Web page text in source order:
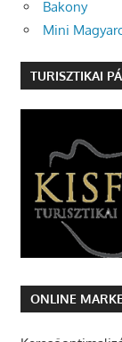
Bakony
Mini
TURISZTIKAI
ONLINE